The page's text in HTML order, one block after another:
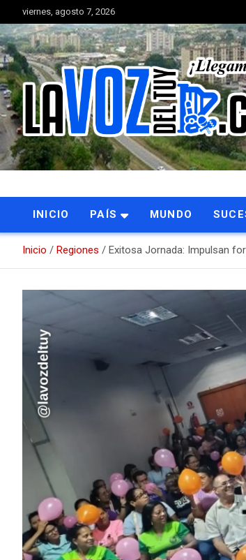
al
contenido
viernes, agosto 7, 2026
La Voz del Tuy
Portal de noticias
INICIO PAÍS MUNDO
Inicio Regiones Exitosa Jornada: Impulsan